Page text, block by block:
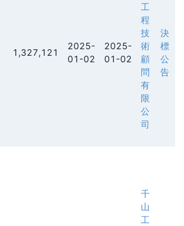
1,327,121
2025-
01-02
2025-
01-02
工
程
技
術
顧
問
有
限
公
司
決
標
公
告
千
山
工